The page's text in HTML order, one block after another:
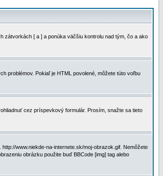
zátvorkách [ a ] a ponúka väčšiu kontrolu nad tým, čo a ako
problémov. Pokiaľ je HTML povolené, môžete túto voľbu
cez príspevkový formulár. Prosím, snažte sa tieto
www.niekde-na-internete.sk/moj-obrazok.gif. Nemôžete
obrázku použite buď BBCode [img] tag alebo